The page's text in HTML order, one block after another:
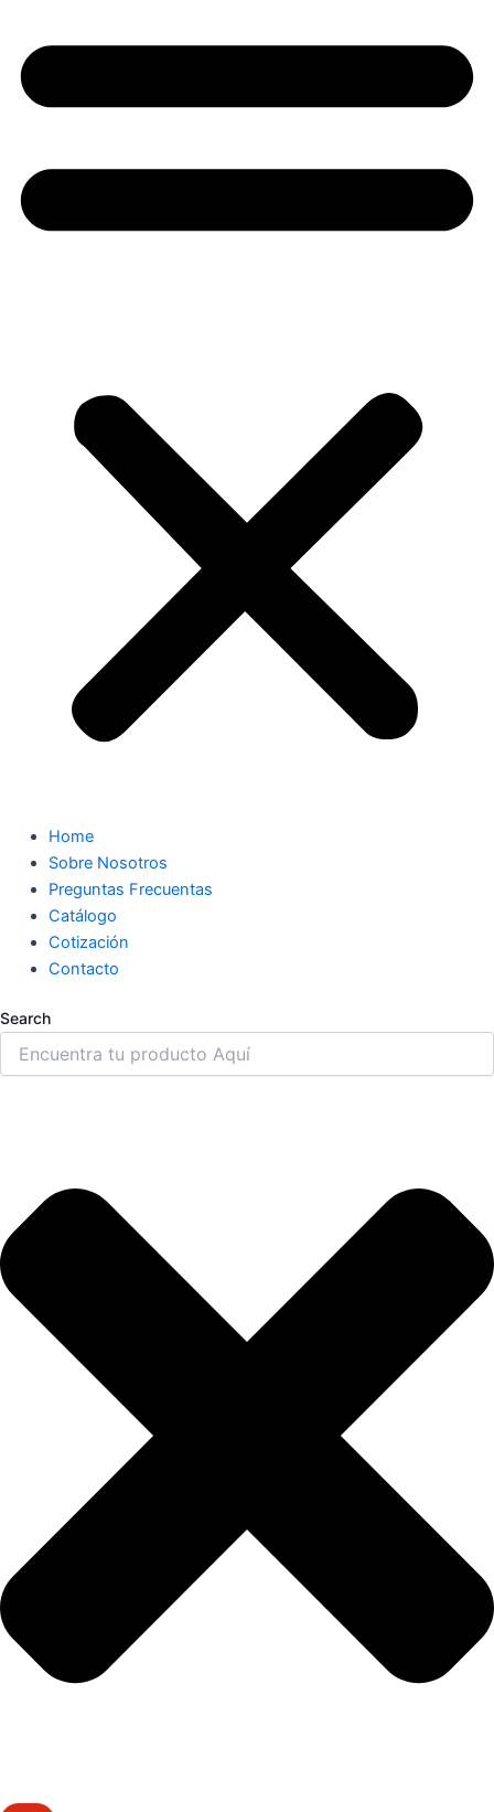
Home
Sobre Nosotros
Preguntas Frecuentas
Catálogo
Cotización
Contacto
Search